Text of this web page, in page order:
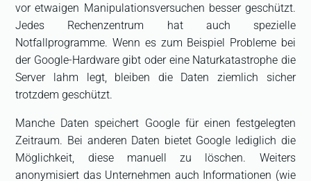
vor etwaigen Manipulationsversuchen besser geschützt.
Jedes Rechenzentrum hat auch spezielle
Notfallprogramme. Wenn es zum Beispiel Probleme bei
der Google-Hardware gibt oder eine Naturkatastrophe die
Server lahm legt, bleiben die Daten ziemlich sicher
trotzdem geschützt.
Manche Daten speichert Google für einen festgelegten
Zeitraum. Bei anderen Daten bietet Google lediglich die
Möglichkeit, diese manuell zu löschen. Weiters
anonymisiert das Unternehmen auch Informationen (wie